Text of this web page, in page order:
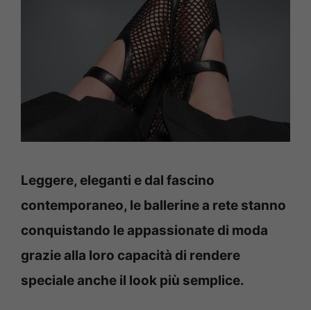
Leggere, eleganti e dal fascino
contemporaneo, le ballerine a rete stanno
conquistando le appassionate di moda
grazie alla loro capacità di rendere
speciale anche il look più semplice.